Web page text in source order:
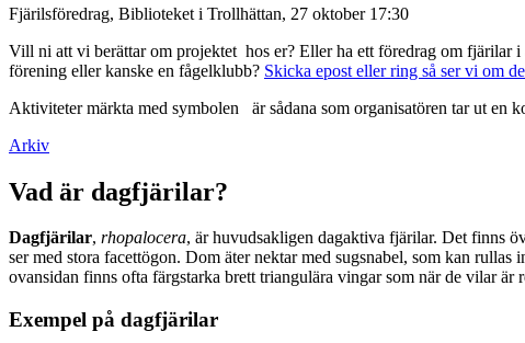
Fjärilsföredrag, Biblioteket i Trollhättan, 27 oktober 17:30
Vill ni att vi berättar om projektet hos er? Eller ha ett föredrag om fjärilar
förening eller kanske en fågelklubb? Skicka epost eller ring så ser vi om
Aktiviteter märkta med symbolen
är sådana som organisatören tar ut en
Arkiv
Vad är dagfjärilar?
Dagfjärilar, rhopalocera, är huvudsakligen dagaktiva fjärilar. Det finns
ser med stora facettögon. Dom äter nektar med sugsnabel, som kan
ovansidan finns ofta färgstarka brett triangulära vingar som när de vilar är
Exempel på dagfjärilar